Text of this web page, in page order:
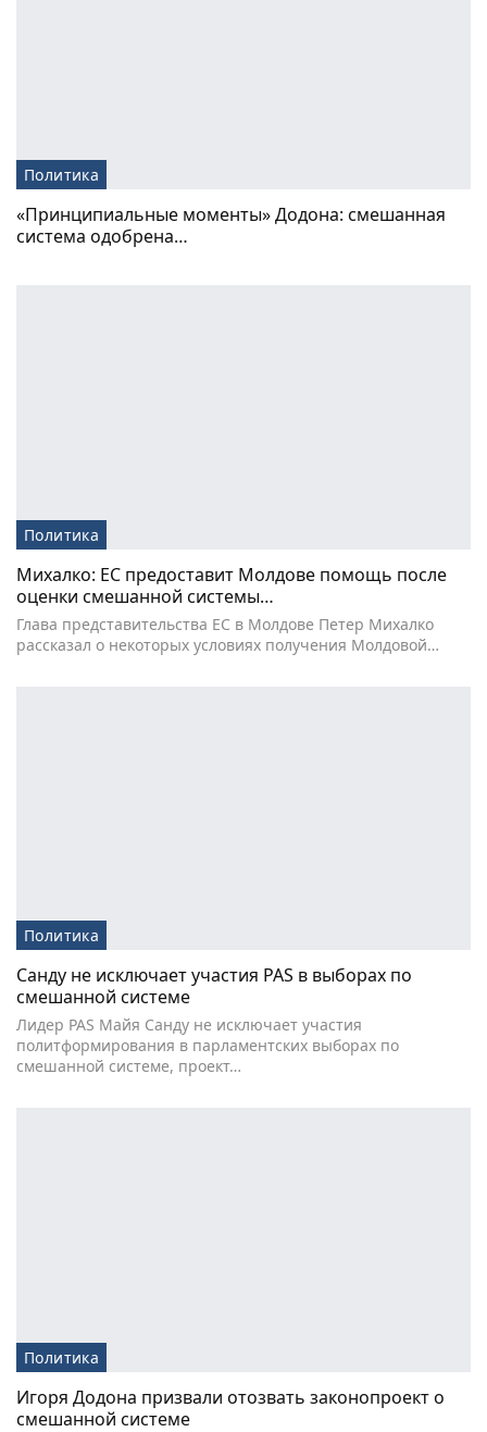
Политика
«Принципиальные моменты» Додона: смешанная
система одобрена…
Политика
Михалко: ЕС предоставит Молдове помощь после
оценки смешанной системы…
Глава представительства ЕС в Молдове Петер Михалко
рассказал о некоторых условиях получения Молдовой…
Политика
Санду не исключает участия PAS в выборах по
смешанной системе
Лидер PAS Майя Санду не исключает участия
политформирования в парламентских выборах по
смешанной системе, проект…
Политика
Игоря Додона призвали отозвать законопроект о
смешанной системе